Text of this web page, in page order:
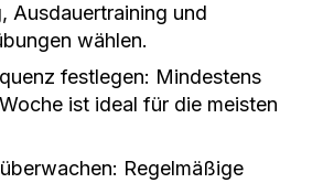
Ausdauertraining und
wählen.
festlegen: Mindestens
ist ideal für die meisten
Regelmäßige